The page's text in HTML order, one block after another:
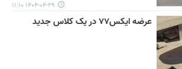
۱۴۰۴-۰۴-۲۹ ۱۱:۱۰
عرضه ایکس۷۷ در یک کلاس جدید